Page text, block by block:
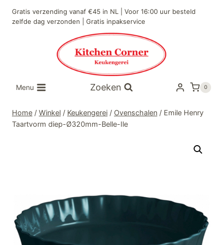
naar
Gratis verzending vanaf €45 in NL | Voor 16:00 uur besteld
zelfde dag verzonden | Gratis inpakservice
Menu Zoeken 0
Home / Winkel / Keukengerei / Ovenschalen / Emile Henry
Taartvorm diep-Ø320mm-Belle-Ile